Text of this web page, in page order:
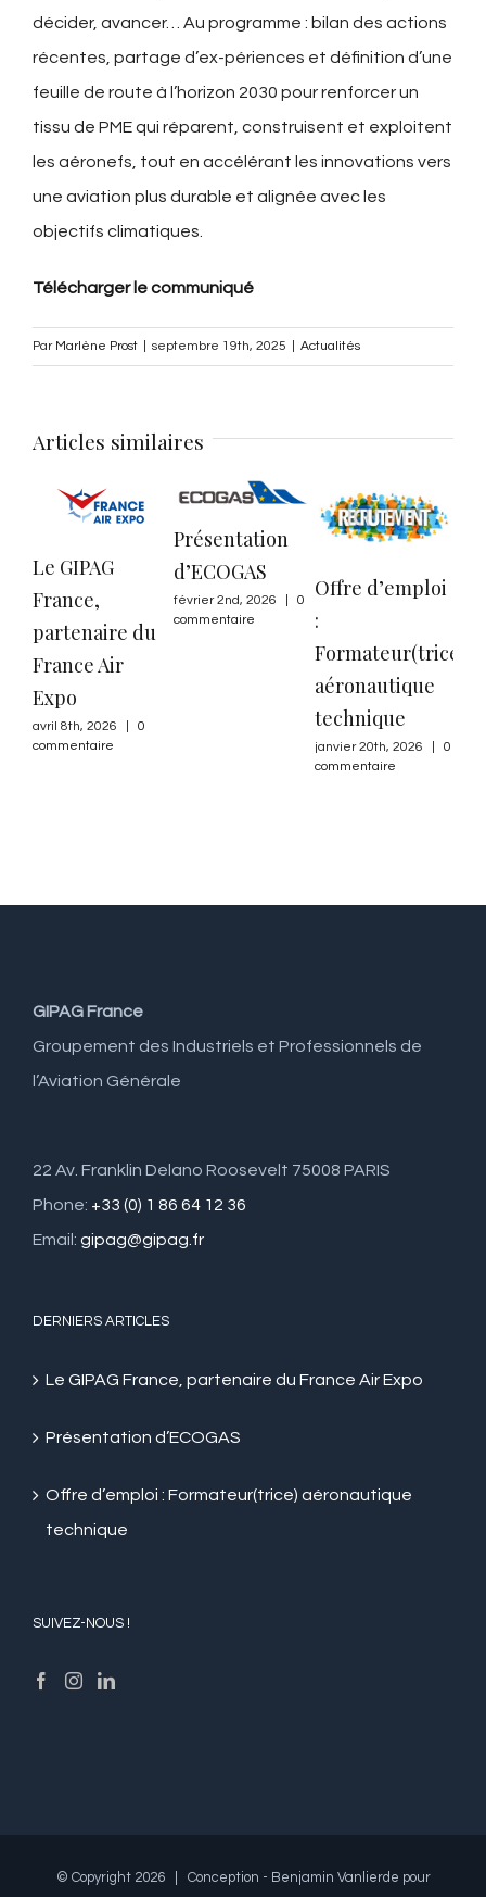
décider, avancer… Au programme : bilan des actions
récentes, partage d’ex-périences et définition d’une
feuille de route à l’horizon 2030 pour renforcer un
tissu de PME qui réparent, construisent et exploitent
les aéronefs, tout en accélérant les innovations vers
une aviation plus durable et alignée avec les
objectifs climatiques.
Télécharger le communiqué
Par Marlène Prost septembre 19th, 2025 Actualités
Articles similaires
Le GIPAG
France,
partenaire du
France Air
Expo
avril 8th, 2026
0
commentaire
Présentation
d’ECOGAS
février 2nd, 2026
0
commentaire
Offre d’emploi
:
Formateur(trice)
aéronautique
technique
janvier 20th, 2026
0
commentaire
GIPAG France
Groupement des Industriels et Professionnels de
l’Aviation Générale
22 Av. Franklin Delano Roosevelt 75008 PARIS
Phone: +33 (0) 1 86 64 12 36
Email: gipag@gipag.fr
DERNIERS ARTICLES
Le GIPAG France, partenaire du France Air Expo
Présentation d’ECOGAS
Offre d’emploi : Formateur(trice) aéronautique
technique
SUIVEZ-NOUS !
© Copyright 2026 | Conception - Benjamin Vanlierde pour